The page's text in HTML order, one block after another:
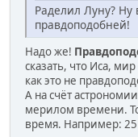
Раделил Луну? Ну
правдоподобней!
Надо же!
сказать, что Иса,
как это не
А на счёт
мерилом времени.
время. Например: 25